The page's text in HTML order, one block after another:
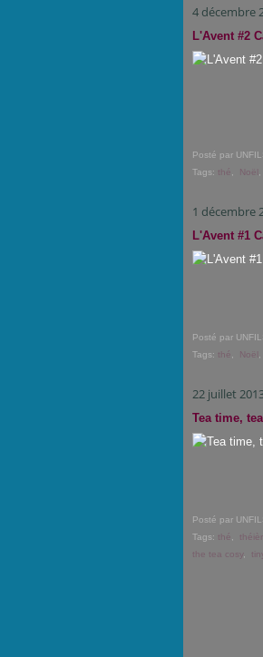
4 décembre
L'Avent #2
Posté par
Tags: thé Noël
1 décembre
L'Avent #1
Posté par
Tags: thé Noël
22 juillet
Tea time,
Posté par
Tags: thé
the tea cosy,